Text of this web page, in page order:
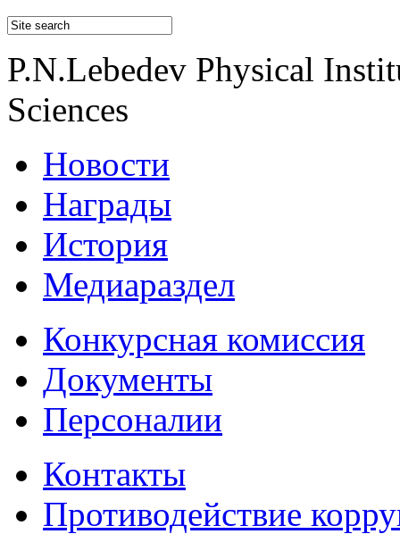
P.N.Lebedev Physical
Sciences
Новости
Награды
История
Медиараздел
Конкурсная комиссия
Документы
Персоналии
Контакты
Противодействие